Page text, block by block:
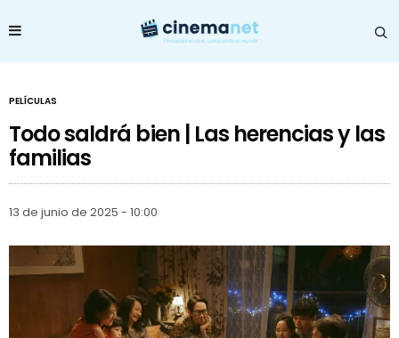
PELÍCULAS
Todo saldrá bien | Las herencias y las
familias
13 de junio de 2025 - 10:00